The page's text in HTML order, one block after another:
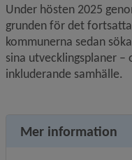
Under hösten 2025
grunden för det
kommunerna sedan
sina utvecklingsplaner
inkluderande samhälle.
Mer information